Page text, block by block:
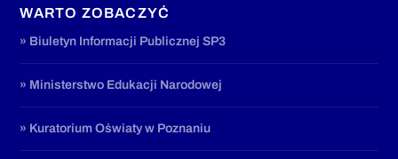
WARTO ZOBACZYĆ
» Biuletyn Informacji Publicznej SP3
» Ministerstwo Edukacji Narodowej
» Kuratorium Oświaty w Poznaniu